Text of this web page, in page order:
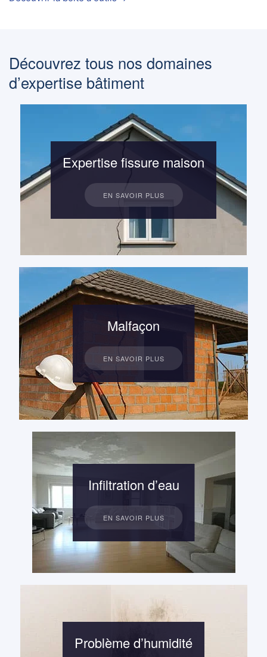
Découvrez tous nos domaines
d’expertise bâtiment
Expertise fissure maison
EN SAVOIR PLUS
Malfaçon
EN SAVOIR PLUS
Infiltration d’eau
EN SAVOIR PLUS
Problème d’humidité